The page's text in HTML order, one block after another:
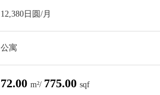
12,380日圆/月
公寓
72.00 m²/ 775.00 sqf